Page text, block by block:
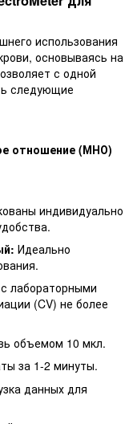
использования
основываясь на
с одной
следующие
отношение (МНО)
индивидуально
Идеально
лабораторными
(CV) не более
объемом 10 мкл.
за 1-2 минуты.
данных для